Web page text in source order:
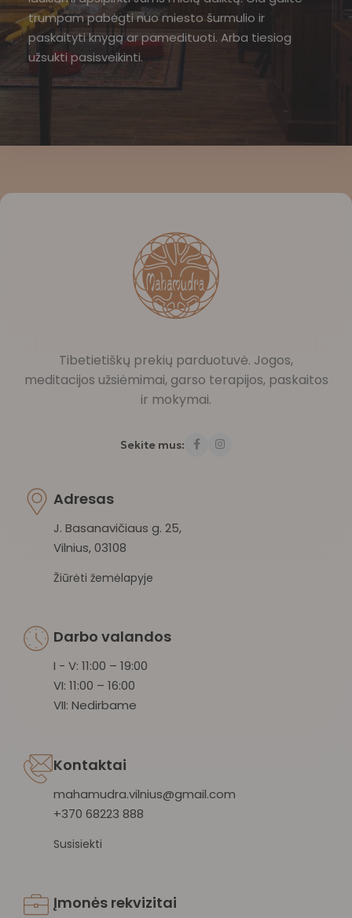
trumpam pabėgti nuo miesto šurmulio ir
paskaityti knygą ar pamedituoti. Arba tiesiog
užsukti pasisveikinti.
Tibetietiškų prekių parduotuvė. Jogos,
meditacijos užsiėmimai, garso terapijos, paskaitos
ir mokymai.
Sekite mus:
Adresas
J. Basanavičiaus g. 25,
Vilnius, 03108
Žiūrėti žemėlapyje
Darbo valandos
I - V: 11:00 – 19:00
VI: 11:00 – 16:00
VII: Nedirbame
Kontaktai
mahamudra.vilnius@gmail.com
+370 68223 888
Susisiekti
Įmonės rekvizitai